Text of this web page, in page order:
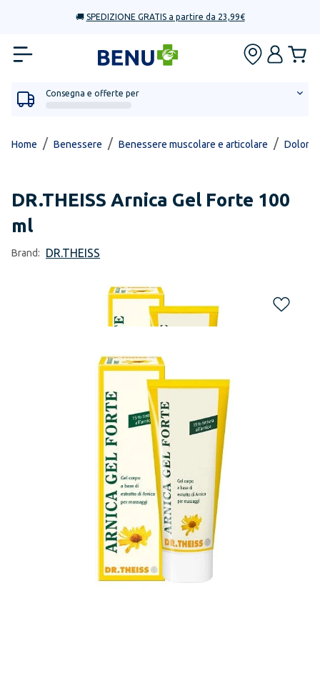
🚚 SPEDIZIONE GRATIS a partire da 23,99€
Consegna e offerte per
Home / Benessere / Benessere muscolare e articolare / Dolori
DR.THEISS Arnica Gel Forte 100
ml
Brand: DR.THEISS